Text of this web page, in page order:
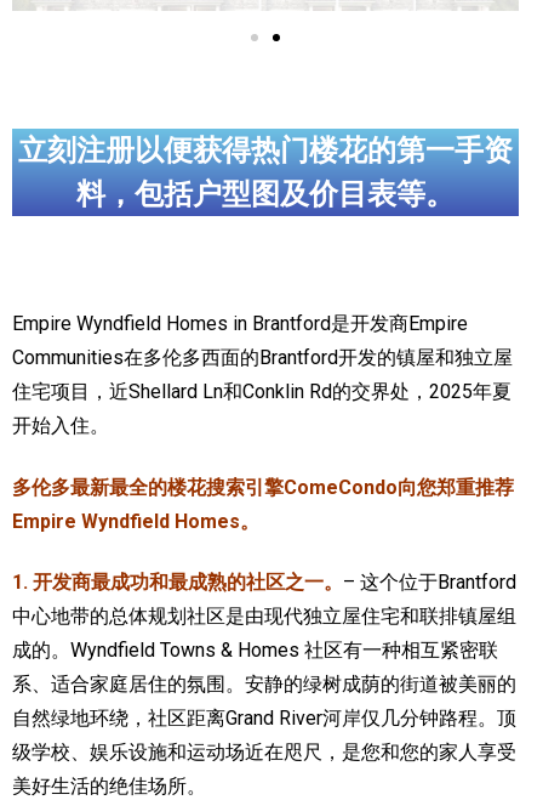
为什么移民加拿大
加拿大的历史文化
安大略省免费医疗保险
加拿大的福利制度
立刻注册以便获得热门楼花的第一手资
料，包括户型图及价目表等。
Empire Wyndfield Homes in Brantford是开发商Empire
Communities在多伦多西面的Brantford开发的镇屋和独立屋
住宅项目，近Shellard Ln和Conklin Rd的交界处，2025年夏
开始入住。
多伦多最新最全的楼花搜索引擎ComeCondo向您郑重推荐
Empire Wyndfield Homes。
1. 开发商最成功和最成熟的社区之一。 – 这个位于Brantford
中心地带的总体规划社区是由现代独立屋住宅和联排镇屋组
成的。Wyndfield Towns & Homes 社区有一种相互紧密联
系、适合家庭居住的氛围。安静的绿树成荫的街道被美丽的
自然绿地环绕，社区距离Grand River河岸仅几分钟路程。顶
级学校、娱乐设施和运动场近在咫尺，是您和您的家人享受
美好生活的绝佳场所。